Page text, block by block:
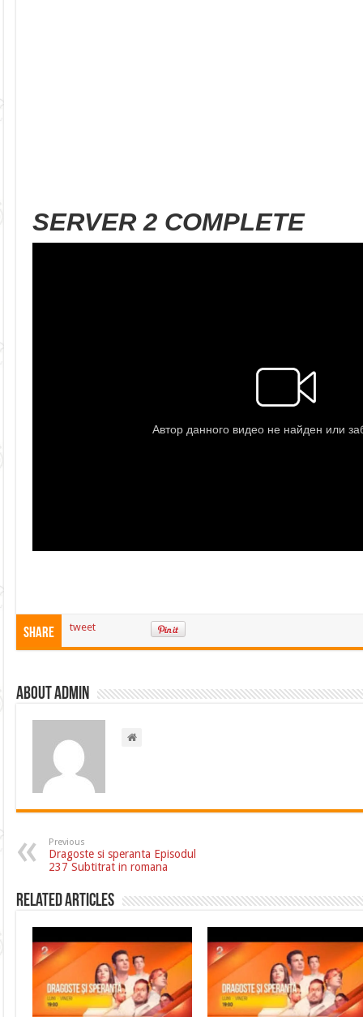
SERVER 2 COMPLETE
Share tweet
About admin
Previous
Dragoste si speranta Episodul
237 Subtitrat in romana
Related Articles